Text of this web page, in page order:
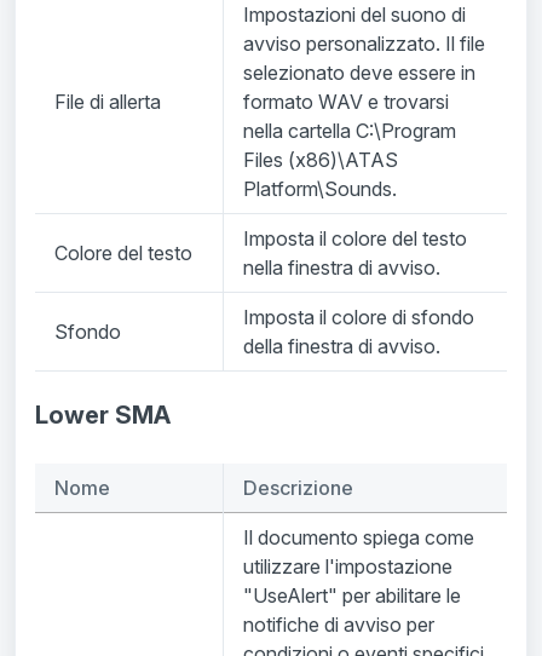
File di allerta
Impostazioni del suono di
avviso personalizzato. Il file
selezionato deve essere in
formato WAV e trovarsi
nella cartella C:\Program
Files (x86)\ATAS
Platform\Sounds.
Colore del testo
Imposta il colore del testo
nella finestra di avviso.
Sfondo
Imposta il colore di sfondo
della finestra di avviso.
Lower SMA
Nome Descrizione
Il documento spiega come
utilizzare l'impostazione
"UseAlert" per abilitare le
notifiche di avviso per